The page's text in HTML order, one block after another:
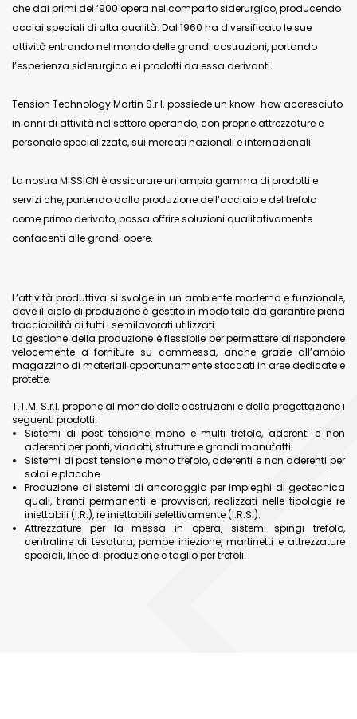
che dai primi del ‘900 opera nel comparto siderurgico, producendo
acciai speciali di alta qualità. Dal 1960 ha diversificato le sue
attività entrando nel mondo delle grandi costruzioni, portando
l’esperienza siderurgica e i prodotti da essa derivanti.
Tension Technology Martin S.r.l. possiede un know-how accresciuto
in anni di attività nel settore operando, con proprie attrezzature e
personale specializzato, sui mercati nazionali e internazionali.
La nostra MISSION è assicurare un’ampia gamma di prodotti e
servizi che, partendo dalla produzione dell’acciaio e del trefolo
come primo derivato, possa offrire soluzioni qualitativamente
confacenti alle grandi opere.
L’attività produttiva si svolge in un ambiente moderno e funzionale,
dove il ciclo di produzione è gestito in modo tale da garantire piena
tracciabilità di tutti i semilavorati utilizzati.
La gestione della produzione è flessibile per permettere di rispondere
velocemente a forniture su commessa, anche grazie all’ampio
magazzino di materiali opportunamente stoccati in aree dedicate e
protette.
T.T.M. S.r.l. propone al mondo delle costruzioni e della progettazione i
seguenti prodotti:
Sistemi di post tensione mono e multi trefolo, aderenti e non
aderenti per ponti, viadotti, strutture e grandi manufatti.
Sistemi di post tensione mono trefolo, aderenti e non aderenti per
solai e placche.
Produzione di sistemi di ancoraggio per impieghi di geotecnica
quali, tiranti permanenti e provvisori, realizzati nelle tipologie re
iniettabili (I.R.), re iniettabili selettivamente (I.R.S.).
Attrezzature per la messa in opera, sistemi spingi trefolo,
centraline di tesatura, pompe iniezione, martinetti e attrezzature
speciali, linee di produzione e taglio per trefoli.